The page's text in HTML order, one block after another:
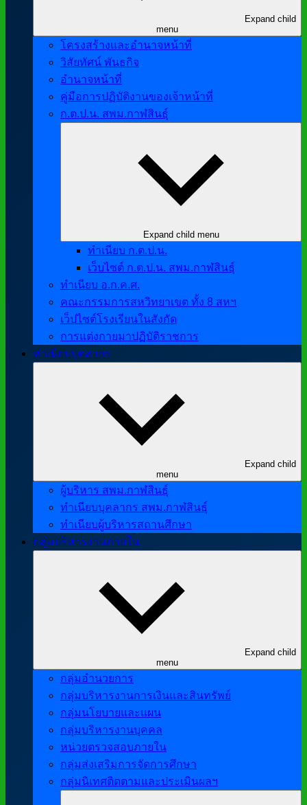
Expand child
menu
โครงสร้างและอำนาจหน้าที่
วิสัยทัศน์ พันธกิจ
อำนาจหน้าที่
คู่มือการปฏิบัติงานของเจ้าหน้าที่
ก.ต.ป.น. สพม.กาฬสินธุ์
Expand child menu
ทำเนียบ ก.ต.ป.น.
เว็บไซต์ ก.ต.ป.น. สพม.กาฬสินธุ์
ทำเนียบ อ.ก.ค.ศ.
คณะกรรมการสหวิทยาเขต ทั้ง 8 สหฯ
เว็ปไซต์โรงเรียนในสังกัด
การแต่งกายมาปฏิบัติราชการ
ทำเนียบบุคลากร
Expand child
menu
ผู้บริหาร สพม.กาฬสินธุ์
ทำเนียบบุคลากร สพม.กาฬสินธุ์
ทำเนียบผู้บริหารสถานศึกษา
กลุ่มบริหารงานภายใน
Expand child
menu
กลุ่มอำนวยการ
กลุ่มบริหารงานการเงินและสินทรัพย์
กลุ่มนโยบายและแผน
กลุ่มบริหารงานบุคคล
หน่วยตรวจสอบภายใน
กลุ่มส่งเสริมการจัดการศึกษา
กลุ่มนิเทศติดตามและประเมินผลฯ